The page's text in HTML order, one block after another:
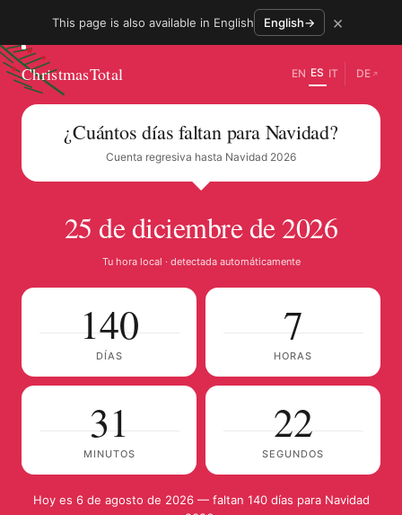
This page is also available in English English→ ×
ChristmasTotal EN ES IT DE ↗
¿Cuántos días faltan para Navidad?
Cuenta regresiva hasta Navidad 2026
25 de diciembre de 2026
Tu hora local · detectada automáticamente
140
DÍAS
7
HORAS
31
MINUTOS
21
SEGUNDOS
Hoy es 6 de agosto de 2026 — faltan 140 días para Navidad